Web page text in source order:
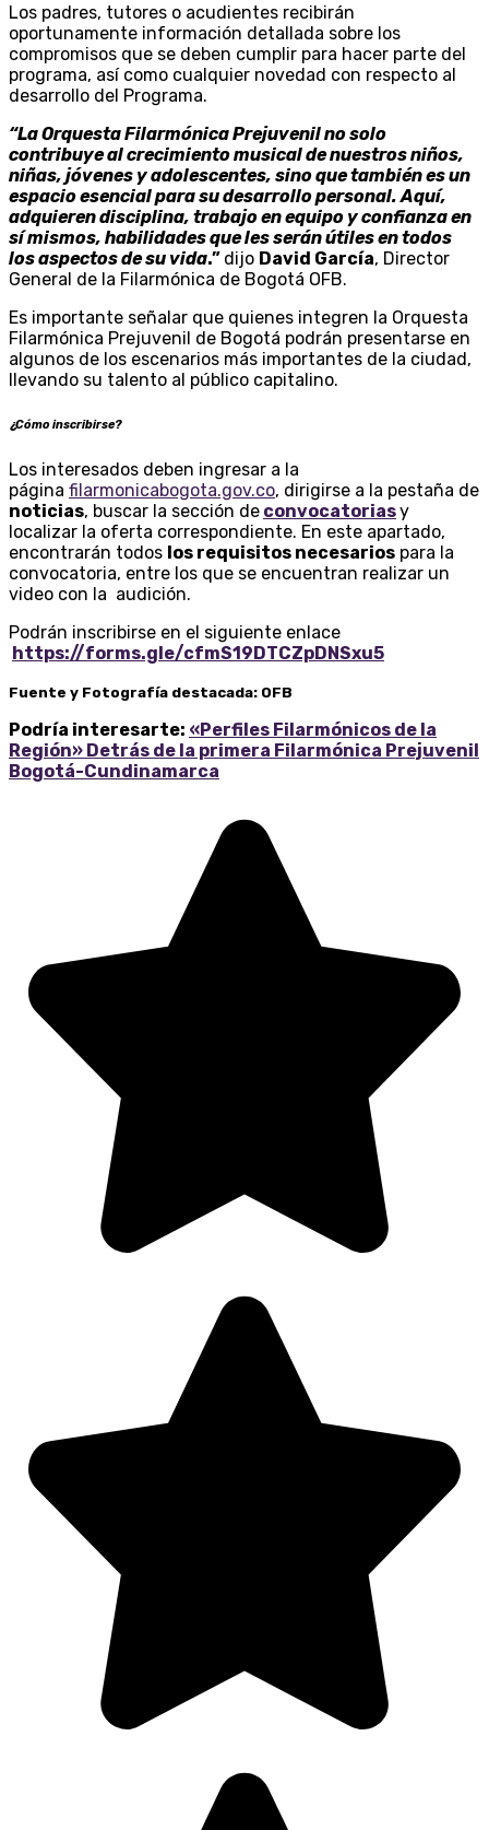
Los padres, tutores o acudientes recibirán
oportunamente información detallada sobre los
compromisos que se deben cumplir para hacer parte del
programa, así como cualquier novedad con respecto al
desarrollo del Programa.
“La Orquesta Filarmónica Prejuvenil no solo
contribuye al crecimiento musical de nuestros niños,
niñas, jóvenes y adolescentes, sino que también es un
espacio esencial para su desarrollo personal. Aquí,
adquieren disciplina, trabajo en equipo y confianza en
sí mismos, habilidades que les serán útiles en todos
los aspectos de su vida.” dijo David García, Director
General de la Filarmónica de Bogotá OFB.
Es importante señalar que quienes integren la Orquesta
Filarmónica Prejuvenil de Bogotá podrán presentarse en
algunos de los escenarios más importantes de la ciudad,
llevando su talento al público capitalino.
¿Cómo inscribirse?
Los interesados deben ingresar a la
página filarmonicabogota.gov.co, dirigirse a la pestaña de
noticias, buscar la sección de convocatoriasy
localizar la oferta correspondiente. En este apartado,
encontrarán todos los requisitos necesarios para la
convocatoria, entre los que se encuentran realizar un
video con la audición.
Podrán inscribirse en el siguiente enlace
https://forms.gle/cfmS19DTCZpDNSxu5
Fuente y Fotografía destacada: OFB
Podría interesarte: «Perfiles Filarmónicos de la
Región» Detrás de la primera Filarmónica Prejuvenil
Bogotá-Cundinamarca